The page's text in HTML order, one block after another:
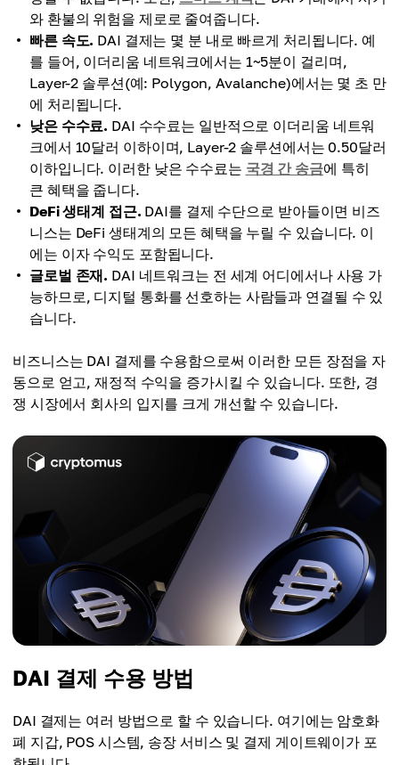
와 환불의 위험을 제로로 줄여줍니다.
빠른 속도. DAI 결제는 몇 분 내로 빠르게 처리됩니다. 예
를 들어, 이더리움 네트워크에서는 1~5분이 걸리며,
Layer-2 솔루션(예: Polygon, Avalanche)에서는 몇 초 만
에 처리됩니다.
낮은 수수료. DAI 수수료는 일반적으로 이더리움 네트워
크에서 10달러 이하이며, Layer-2 솔루션에서는 0.50달러
이하입니다. 이러한 낮은 수수료는 국경 간 송금에 특히
큰 혜택을 줍니다.
DeFi 생태계 접근. DAI를 결제 수단으로 받아들이면 비즈
니스는 DeFi 생태계의 모든 혜택을 누릴 수 있습니다. 이
에는 이자 수익도 포함됩니다.
글로벌 존재. DAI 네트워크는 전 세계 어디에서나 사용 가
능하므로, 디지털 통화를 선호하는 사람들과 연결될 수 있
습니다.
비즈니스는 DAI 결제를 수용함으로써 이러한 모든 장점을 자
동으로 얻고, 재정적 수익을 증가시킬 수 있습니다. 또한, 경
쟁 시장에서 회사의 입지를 크게 개선할 수 있습니다.
DAI 결제 수용 방법
DAI 결제는 여러 방법으로 할 수 있습니다. 여기에는 암호화
폐 지갑, POS 시스템, 송장 서비스 및 결제 게이트웨이가 포